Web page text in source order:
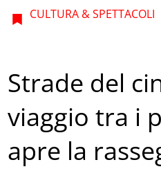
CULTURA & SPETTACOLI
Strade del
viaggio tra i
apre la